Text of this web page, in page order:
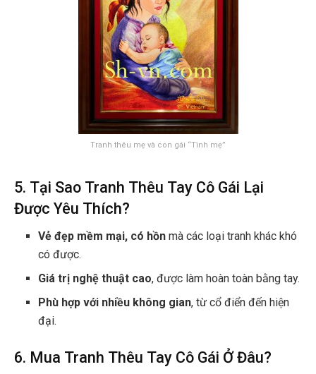
Tranh thêu mẹ và con gái “Tình mẹ”
5. Tại Sao Tranh Thêu Tay Cô Gái Lại
Được Yêu Thích?
Vẻ đẹp mềm mại, có hồn mà các loại tranh khác khó
có được.
Giá trị nghệ thuật cao, được làm hoàn toàn bằng tay.
Phù hợp với nhiều không gian, từ cổ điển đến hiện
đại.
6. Mua Tranh Thêu Tay Cô Gái Ở Đâu?